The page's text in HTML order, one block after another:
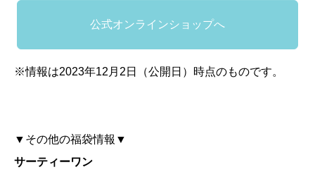
公式オンラインショップへ
※情報は2023年12月2日（公開日）時点のものです。
▼その他の福袋情報▼
サーティーワン